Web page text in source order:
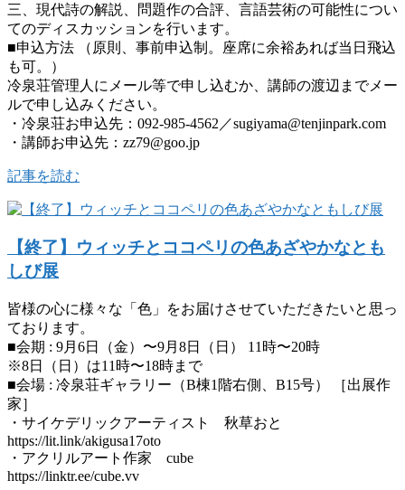
三、現代詩の解説、問題作の合評、言語芸術の可能性につい
てのディスカッションを行います。
■申込方法 （原則、事前申込制。座席に余裕あれば当日飛込
も可。）
冷泉荘管理人にメール等で申し込むか、講師の渡辺までメー
ルで申し込みください。
・冷泉荘お申込先：092-985-4562／sugiyama@tenjinpark.com
・講師お申込先：zz79@goo.jp
記事を読む
【終了】ウィッチとココペリの色あざやかなとも
しび展
皆様の心に様々な「色」をお届けさせていただきたいと思っ
ております。
■会期 : 9月6日（金）〜9月8日（日） 11時〜20時
※8日（日）は11時〜18時まで
■会場 : 冷泉荘ギャラリー（B棟1階右側、B15号） ［出展作
家］
・サイケデリックアーティスト 秋草おと
https://lit.link/akigusa17oto
・アクリルアート作家 cube
https://linktr.ee/cube.vv